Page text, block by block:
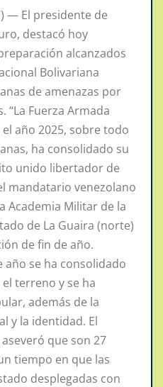
— El presidente de
destacó hoy
alcanzados
Bolivariana
de amenazas por
“La Fuerza Armada
año 2025, sobre todo
ha consolidado su
unido libertador de
mandatario venezolano
Academia Militar de la
de La Guaira (norte)
de fin de año.
se ha consolidado
terreno y se ha
además de la
y la identidad. El
que son 27
tiempo en que las
desplegadas con